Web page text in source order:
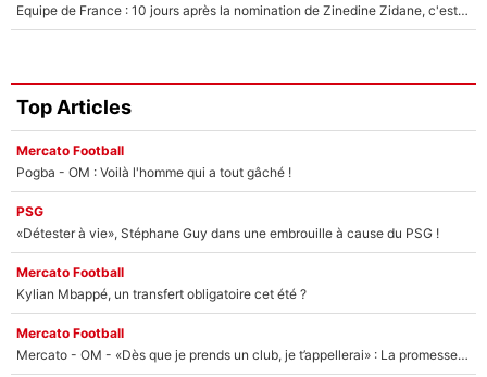
Equipe de France : 10 jours après la nomination de Zinedine Zidane, c'est au tour de son fils de prendre un nouveau départ !
Top Articles
Mercato Football
Pogba - OM : Voilà l'homme qui a tout gâché !
PSG
«Détester à vie», Stéphane Guy dans une embrouille à cause du PSG !
Mercato Football
Kylian Mbappé, un transfert obligatoire cet été ?
Mercato Football
Mercato - OM - «Dès que je prends un club, je t’appellerai» : La promesse de Marcelino au moment de claquer la porte